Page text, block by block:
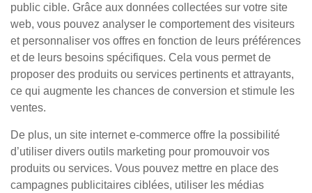
public cible. Grâce aux données collectées sur votre site
web, vous pouvez analyser le comportement des visiteurs
et personnaliser vos offres en fonction de leurs préférences
et de leurs besoins spécifiques. Cela vous permet de
proposer des produits ou services pertinents et attrayants,
ce qui augmente les chances de conversion et stimule les
ventes.
De plus, un site internet e-commerce offre la possibilité
d’utiliser divers outils marketing pour promouvoir vos
produits ou services. Vous pouvez mettre en place des
campagnes publicitaires ciblées, utiliser les médias